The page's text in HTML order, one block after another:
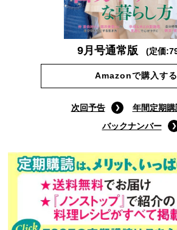
9月号通常版 (定価
Amazonで購入する
次回予告
年間定期購
バックナンバー